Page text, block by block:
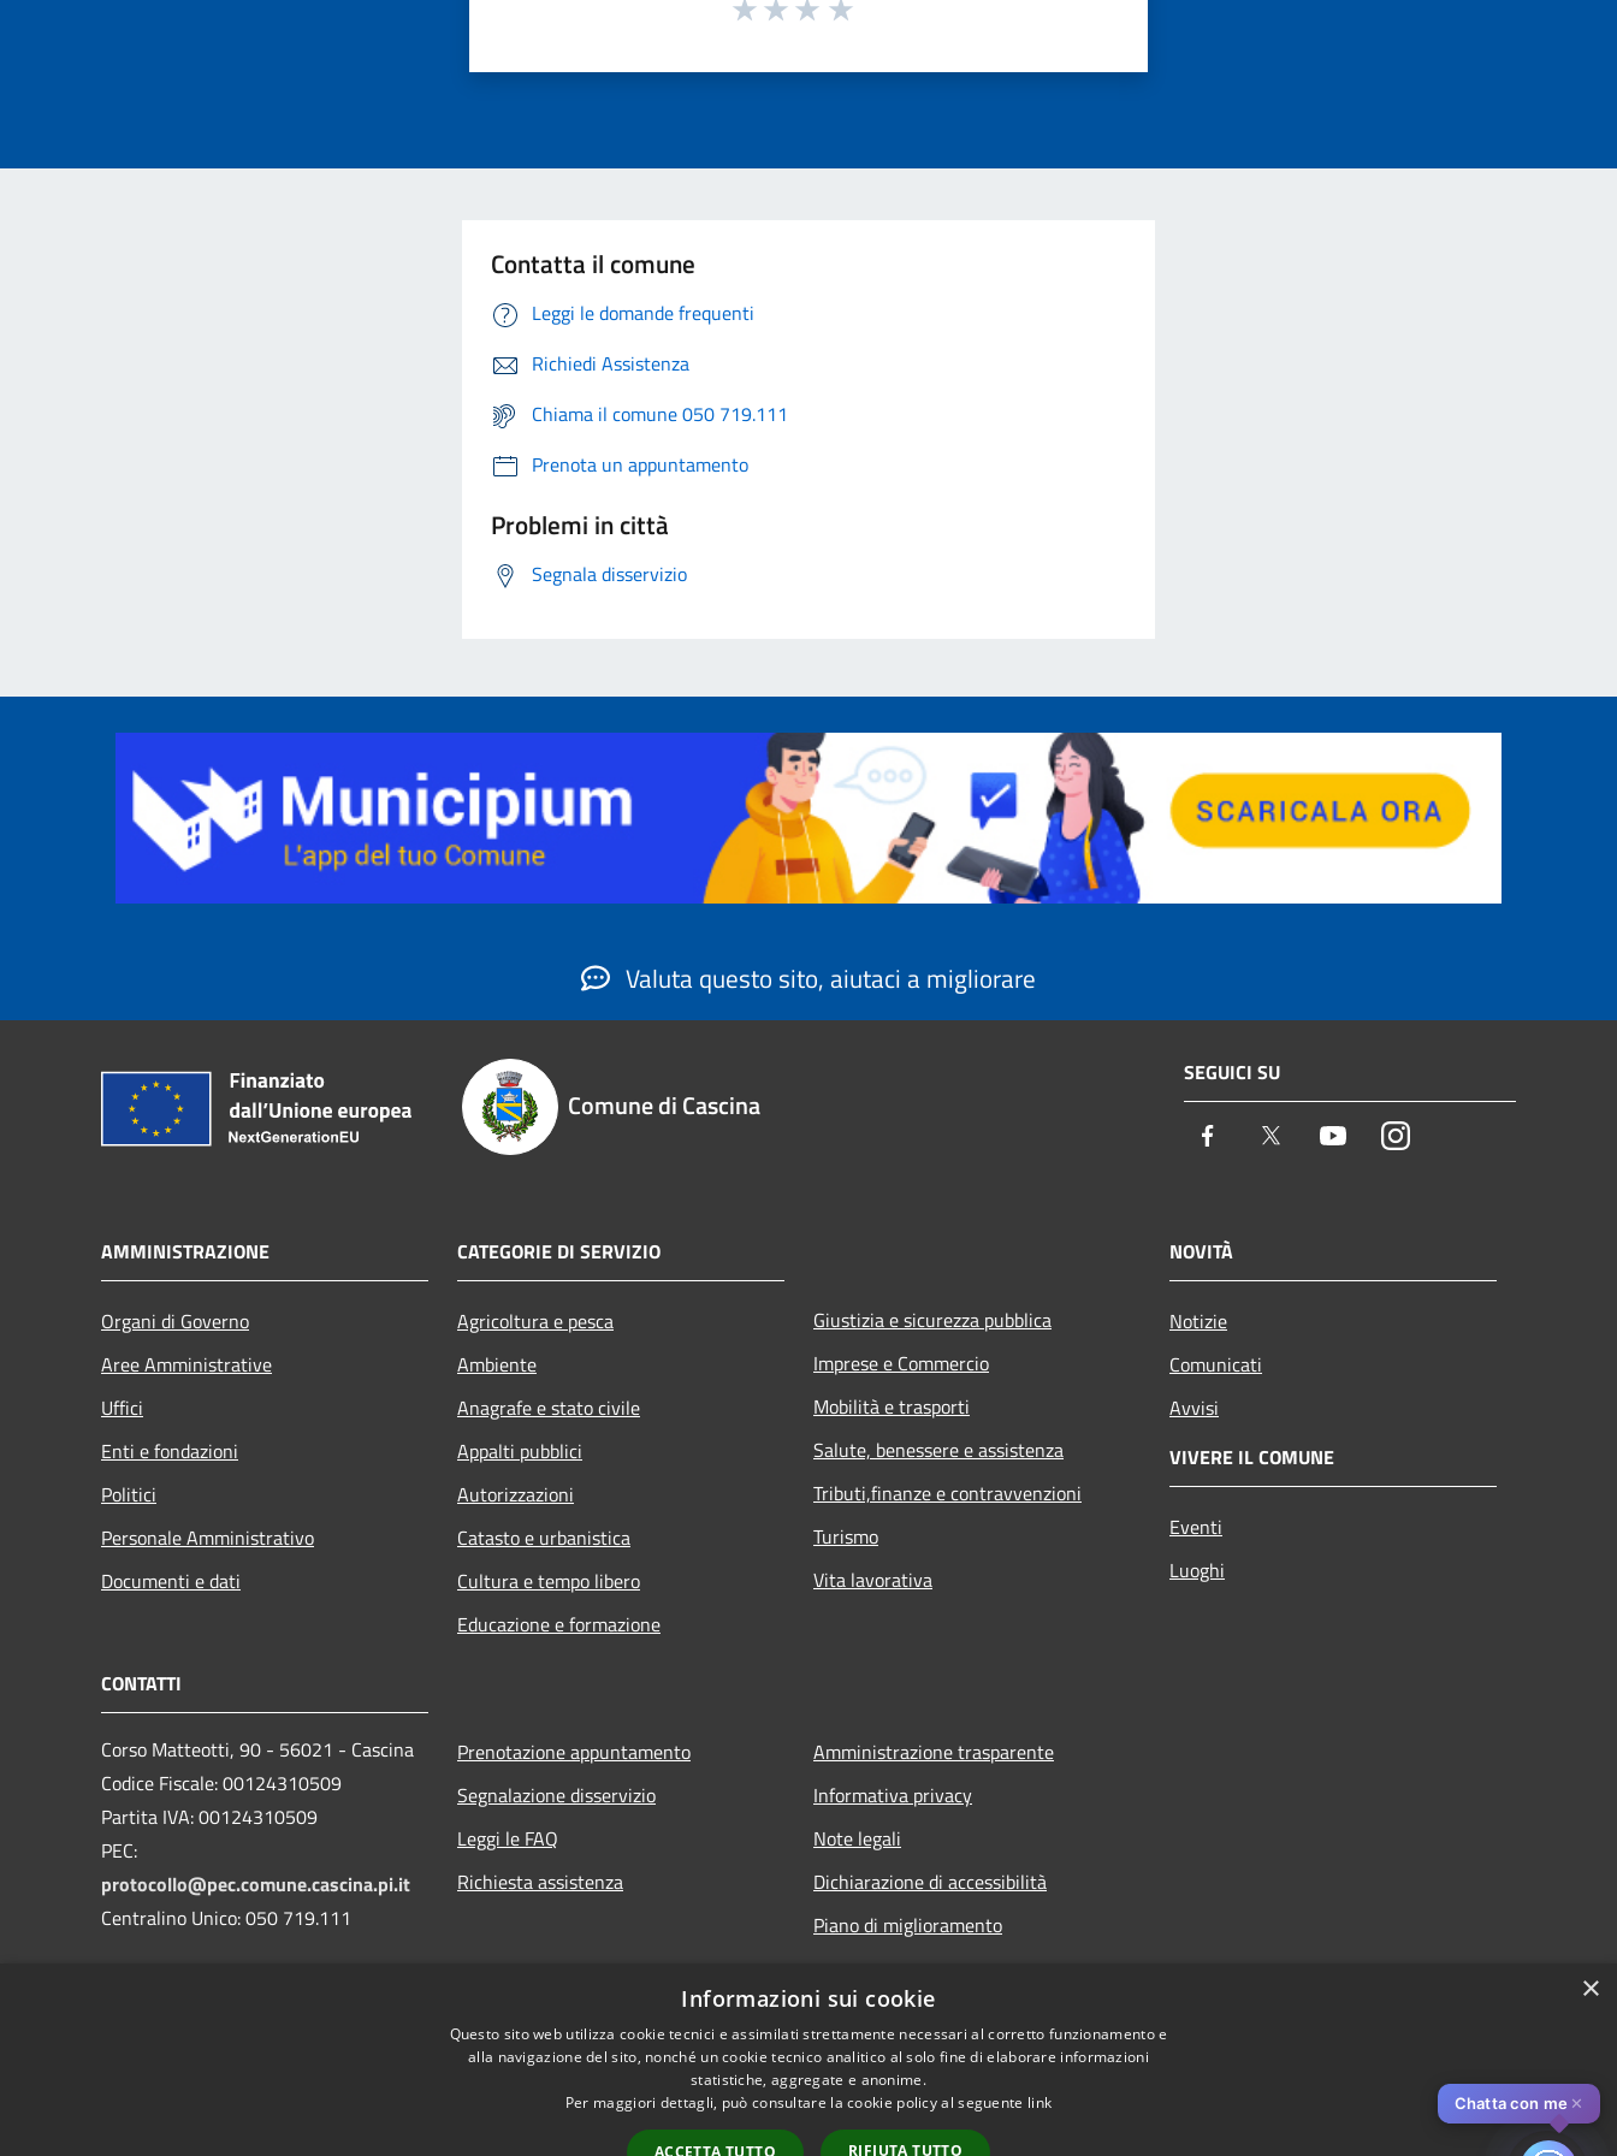
Contatta il comune
Leggi le domande frequenti
Richiedi Assistenza
Chiama il comune 050 719.111
Prenota un appuntamento
Problemi in città
Segnala disservizio
Valuta questo sito, aiutaci a migliorare
Comune di Cascina
SEGUICI SU
Facebook Twitter YoutubeInstagram
AMMINISTRAZIONE
Organi di Governo
Aree Amministrative
Uffici
Enti e fondazioni
Politici
Personale Amministrativo
Documenti e dati
CATEGORIE DI SERVIZIO
Agricoltura e pesca
Ambiente
Anagrafe e stato civile
Appalti pubblici
Autorizzazioni
Catasto e urbanistica
Cultura e tempo libero
Educazione e formazione
Giustizia e sicurezza pubblica
Imprese e Commercio
Mobilità e trasporti
Salute, benessere e assistenza
Tributi,finanze e contravvenzioni
Turismo
Vita lavorativa
NOVITÀ
Notizie
Comunicati
Avvisi
VIVERE IL COMUNE
Eventi
Luoghi
CONTATTI
Corso Matteotti, 90 - 56021 - Cascina
Codice Fiscale: 00124310509
Partita IVA: 00124310509
PEC:
protocollo@pec.comune.cascina.pi.it
Centralino Unico: 050 719.111
Prenotazione appuntamento
Segnalazione disservizio
Leggi le FAQ
Richiesta assistenza
Amministrazione trasparente
Informativa privacy
Note legali
Dichiarazione di accessibilità
Piano di miglioramento
Chatta con me ✕
×
Informazioni sui cookie
Questo sito web utilizza cookie tecnici e assimilati strettamente necessari al corretto funzionamento e
alla navigazione del sito, nonché un cookie tecnico analitico al solo fine di elaborare informazioni
statistiche, aggregate e anonime.
Per maggiori dettagli, può consultare la cookie policy al seguente link
ACCETTA TUTTO RIFIUTA TUTTO